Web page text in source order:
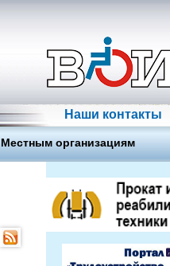
Наши контакты
Местным организациям